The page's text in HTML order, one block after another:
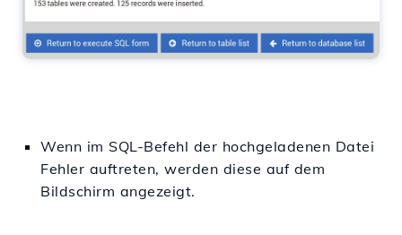
Wenn im SQL-Befehl der hochgeladenen Datei
Fehler auftreten, werden diese auf dem
Bildschirm angezeigt.